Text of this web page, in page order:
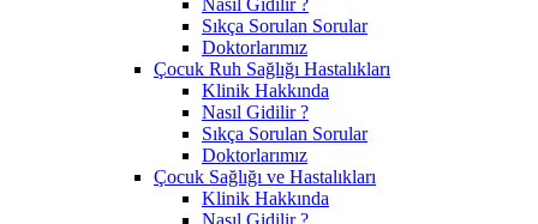
Sıkça Sorulan Sorular
Doktorlarımız
Çocuk Ruh Sağlığı Hastalıkları
Klinik Hakkında
Nasıl Gidilir ?
Sıkça Sorulan Sorular
Doktorlarımız
Çocuk Sağlığı ve Hastalıkları
Klinik Hakkında
Nasıl Gidilir ?